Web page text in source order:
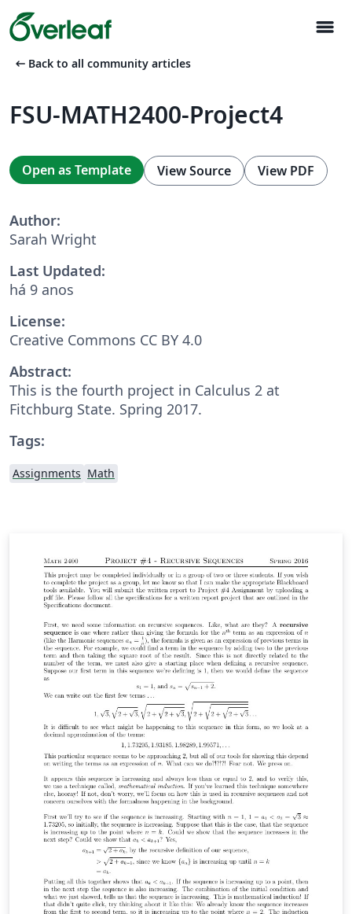
menu
arrow_left_alt Back to all community articles
FSU-MATH2400-Project4
Open as Template View Source View PDF
Author:
Sarah Wright
Last Updated:
há 9 anos
License:
Creative Commons CC BY 4.0
Abstract:
This is the fourth project in Calculus 2 at
Fitchburg State. Spring 2017.
Tags:
Assignments Math